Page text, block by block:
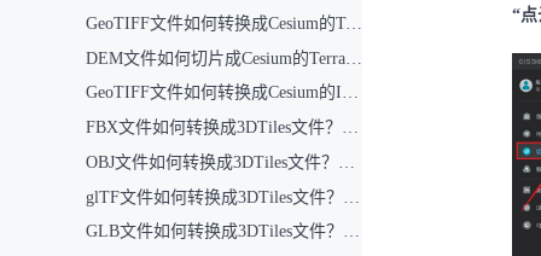
GeoTIFF文件如何转换成Cesium的Terrain文件？（地形切片）
DEM文件如何切片成Cesium的Terrain文件？（地形切片）
GeoTIFF文件如何转换成Cesium的ImageryProvider加载？（影像切片）
FBX文件如何转换成3DTiles文件？（通用模型切片）
GLB文件如何转换成3DTiles文件？（通用模型切片）
“点